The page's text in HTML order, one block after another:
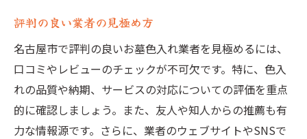
レビューから得る情報の活用法
お墓色入れで重要な業者選びの秘訣
満足度の高い業者を選ぶ方法
色入れの技術が優れた業者とは
評判の良い業者の見極め方
名古屋市で評判の良いお墓色入れ業者を見極めるには、
口コミやレビューのチェックが不可欠です。特に、色入
れの品質や納期、サービスの対応についての評価を重点
的に確認しましょう。また、友人や知人からの推薦も有
力な情報源です。さらに、業者のウェブサイトやSNSで